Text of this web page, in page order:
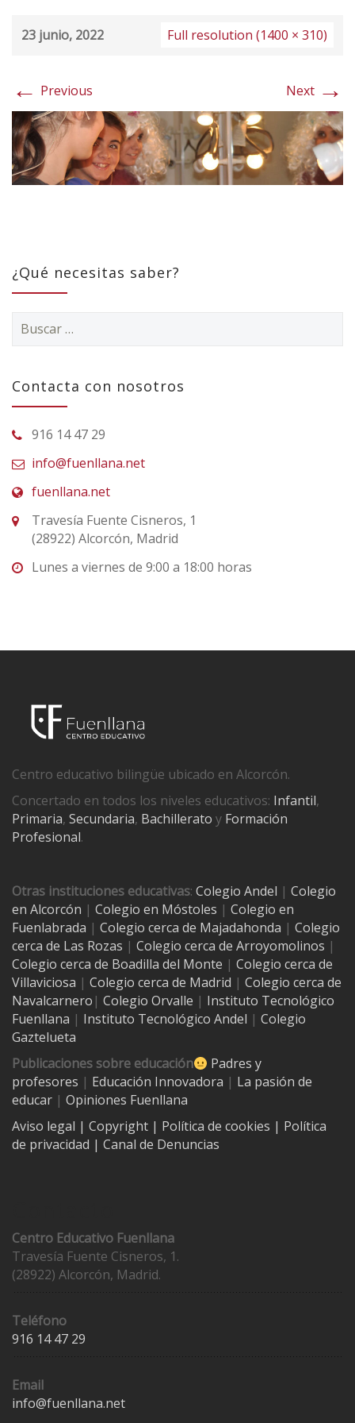
23 junio, 2022 Full resolution (1400 × 310)
← Previous Next →
¿Qué necesitas saber?
Buscar:
Contacta con nosotros
916 14 47 29
info@fuenllana.net
fuenllana.net
Travesía Fuente Cisneros, 1
(28922) Alcorcón, Madrid
Lunes a viernes de 9:00 a 18:00 horas
Centro educativo bilingüe ubicado en Alcorcón.
Concertado en todos los niveles educativos: Infantil,
Primaria, Secundaria, Bachillerato y Formación
Profesional.
Otras instituciones educativas: Colegio Andel | Colegio
en Alcorcón | Colegio en Móstoles | Colegio en
Fuenlabrada | Colegio cerca de Majadahonda | Colegio
cerca de Las Rozas | Colegio cerca de Arroyomolinos |
Colegio cerca de Boadilla del Monte | Colegio cerca de
Villaviciosa | Colegio cerca de Madrid | Colegio cerca de
Navalcarnero | Colegio Orvalle | Instituto Tecnológico
Fuenllana | Instituto Tecnológico Andel | Colegio
Gaztelueta
Publicaciones sobre educación
Padres y
profesores | Educación Innovadora | La pasión de
educar | Opiniones Fuenllana
Aviso legal | Copyright | Política de cookies | Política
de privacidad | Canal de Denuncias
Centro Educativo Fuenllana
Travesía Fuente Cisneros, 1.
(28922) Alcorcón, Madrid.
Teléfono
916 14 47 29
Email
info@fuenllana.net